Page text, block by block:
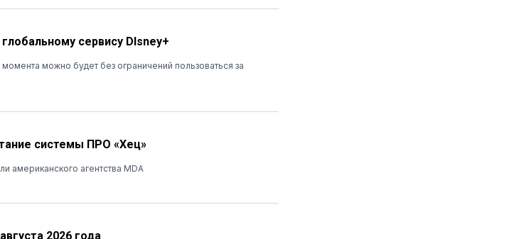
сервису DIsney+
можно будет без ограничений пользоваться за
системы ПРО «Хец»
американского агентства MDA
2026 года